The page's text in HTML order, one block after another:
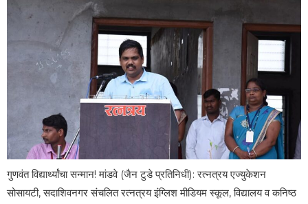
गुणवंत विद्यार्थ्यांचा सन्मान! मांडवे (जैन टुडे प्रतिनिधी): रत्नत्रय एज्युकेशन
सोसायटी, सदाशिवनगर संचलित रत्नत्रय इंग्लिश मीडियम स्कूल, विद्यालय व कनिष्ठ